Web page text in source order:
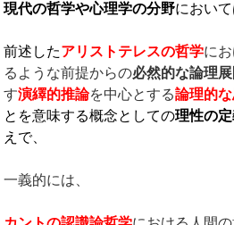
現代の哲学や心理学の分野において
前述したアリストテレスの哲学に
るような前提からの必然的な論理展
す演繹的推論を中心とする論理的
とを意味する概念としての理性の
えで、
一義的には、